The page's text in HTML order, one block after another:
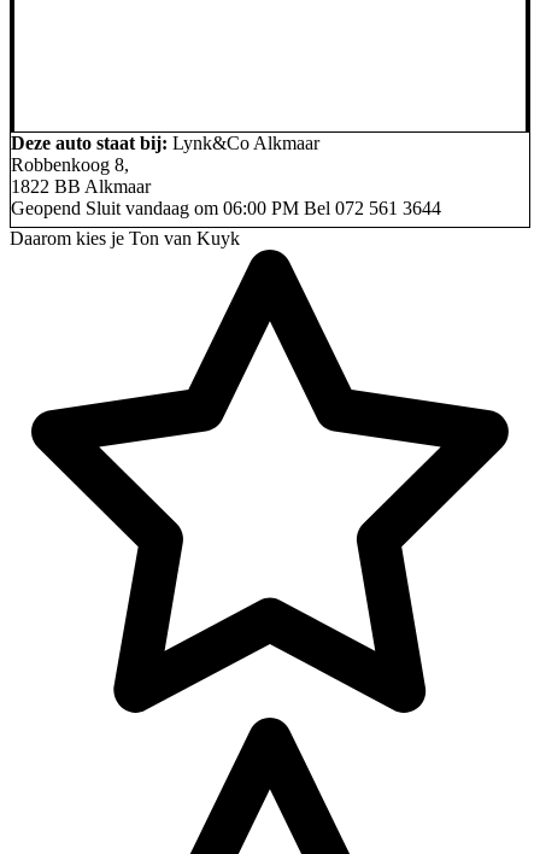
Deze auto staat bij: Lynk&Co Alkmaar
Robbenkoog 8,
1822 BB Alkmaar
Geopend Sluit vandaag om 06:00 PM Bel 072 561 3644
Daarom kies je Ton van Kuyk